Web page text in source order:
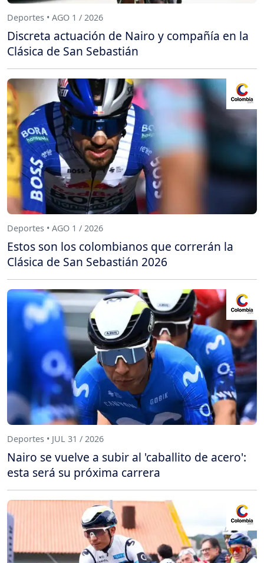
Deportes • AGO 1 / 2026
Discreta actuación de Nairo y compañía en la
Clásica de San Sebastián
Deportes • AGO 1 / 2026
Estos son los colombianos que correrán la
Clásica de San Sebastián 2026
Deportes • JUL 31 / 2026
Nairo se vuelve a subir al 'caballito de acero':
esta será su próxima carrera